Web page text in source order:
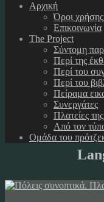
Αρχική
Όροι χρήσης
Επικοινωνία
The Project
Σύντομη
Περί της
Περί του
Περί του
Πείραμα
Συνεργάτες
Πλατείες
Από τον
Ομάδα του